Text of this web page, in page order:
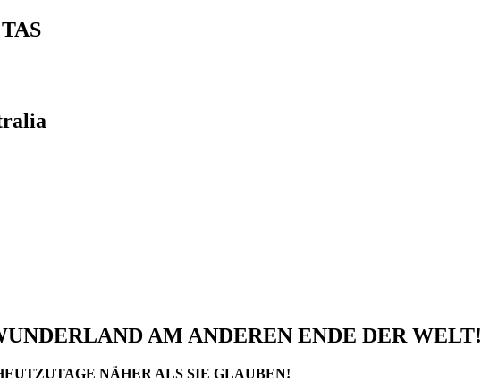
AM ANDEREN ENDE DER WELT!
NÄHER ALS SIE GLAUBEN!